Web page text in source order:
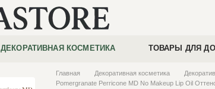
ДЕКОРАТИВНАЯ КОСМЕТИКА ТОВАРЫ ДЛЯ
Главная Декоративная косметика
Pomergranate Perricone MD No Makeup Lip Oil